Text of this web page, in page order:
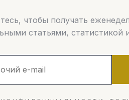
чтобы получать
статьями, статистикой